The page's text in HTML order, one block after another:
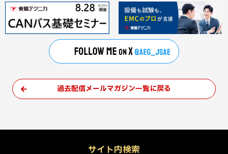
過去配信メールマガジン一覧に戻る
サイト内検索